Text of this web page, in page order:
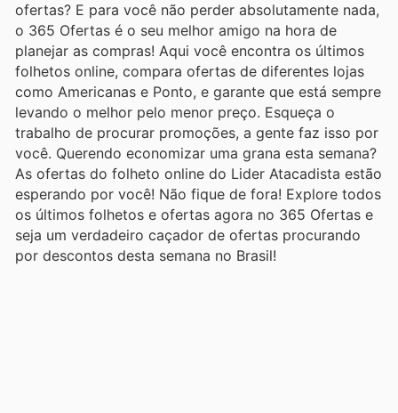
ofertas? E para você não perder absolutamente nada,
o 365 Ofertas é o seu melhor amigo na hora de
planejar as compras! Aqui você encontra os últimos
folhetos online, compara ofertas de diferentes lojas
como Americanas e Ponto, e garante que está sempre
levando o melhor pelo menor preço. Esqueça o
trabalho de procurar promoções, a gente faz isso por
você. Querendo economizar uma grana esta semana?
As ofertas do folheto online do Lider Atacadista estão
esperando por você! Não fique de fora! Explore todos
os últimos folhetos e ofertas agora no 365 Ofertas e
seja um verdadeiro caçador de ofertas procurando
por descontos desta semana no Brasil!